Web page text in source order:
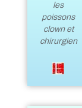
les
poissons
clown et
chirurgien